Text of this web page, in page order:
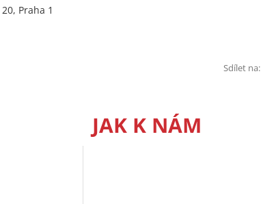
Praha 1
Sdílet na:
JAK K NÁM